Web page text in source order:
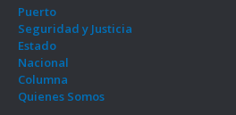
Puerto
Seguridad y Justicia
Estado
Nacional
Columna
Quienes Somos